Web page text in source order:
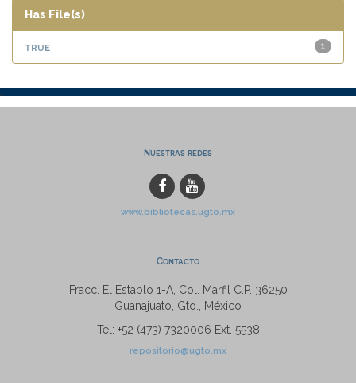
Has File(s)
1
true
Nuestras redes
www.bibliotecas.ugto.mx
Contacto
Fracc. El Establo 1-A, Col. Marfil C.P. 36250
Guanajuato, Gto., México
Tel: +52 (473) 7320006 Ext. 5538
repositorio@ugto.mx